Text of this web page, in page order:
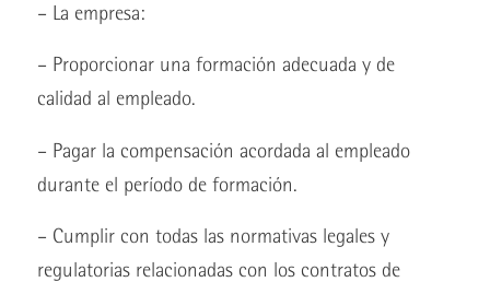
– La empresa:
– Proporcionar una formación adecuada y de
calidad al empleado.
– Pagar la compensación acordada al empleado
durante el período de formación.
– Cumplir con todas las normativas legales y
regulatorias relacionadas con los contratos de